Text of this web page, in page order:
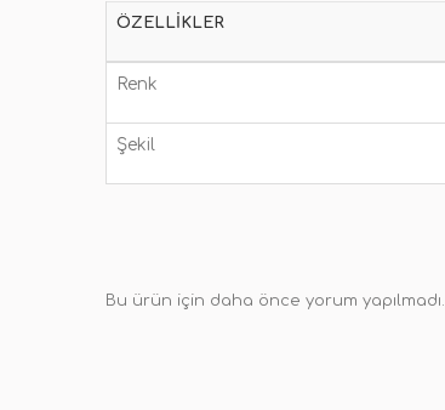
ÖZELLIKLER
Renk
Şekil
Bu ürün için daha önce yorum yapılmadı.